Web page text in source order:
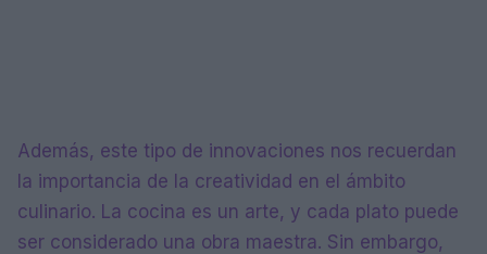
Además, este tipo de innovaciones nos recuerdan
la importancia de la creatividad en el ámbito
culinario. La cocina es un arte, y cada plato puede
ser considerado una obra maestra. Sin embargo,